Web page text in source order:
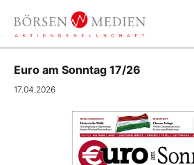
Euro am Sonntag 17/26
17.04.2026